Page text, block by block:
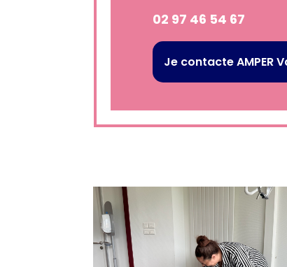
02 97 46 54 67
Je contacte AMPER